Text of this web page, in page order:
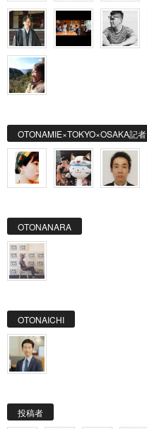
OTONAMIE×TOKYO×OSAKA記者
OTONANARA
OTONAICHI
投稿者